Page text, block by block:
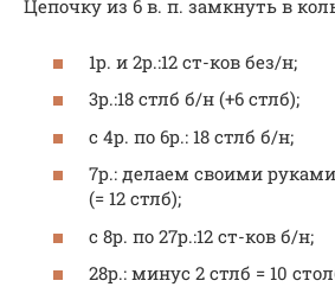
Цепочку из 6 в. п. замкнуть в
1р. и 2р.:12 ст-ков без/н;
3р.:18 стлб б/н (+6 стлб);
с 4р. по 6р.: 18 стлб б/н;
7р.: делаем своими
(= 12 стлб);
с 8р. по 27р.:12 ст-ков б/н;
28р.: минус 2 стлб = 10